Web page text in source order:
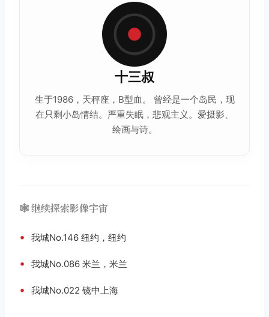
十三叔
生于1986，天秤座，B型血。 曾经是一个岛民，现
在只剩小岛情结。严重失眠，悲观主义。爱摄影、
绘画与诗。
🕸️ 继续探索影像宇宙
• 我城No.146 纽约，纽约
• 我城No.086 米兰，米兰
• 我城No.022 镜中上海